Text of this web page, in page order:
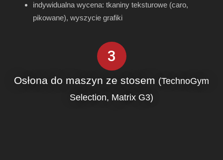
indywidualna wycena: tkaniny teksturowe (caro,
pikowane), wyszycie grafiki
3
Osłona do maszyn ze stosem (TechnoGym
Selection, Matrix G3)